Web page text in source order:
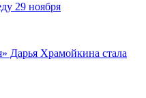
29 ноября
Храмойкина стала